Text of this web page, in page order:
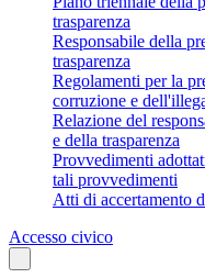
trasparenza
Responsabile della
trasparenza
Regolamenti per la
corruzione e
Relazione del
e della trasparenza
Provvedimenti
tali provvedimenti
Atti di accertamento
Accesso civico